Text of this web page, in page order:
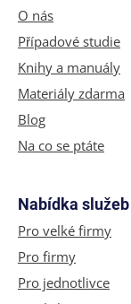
O nás
Případové studie
Knihy a manuály
Materiály zdarma
Blog
Na co se ptáte
Nabídka služeb
Pro velké firmy
Pro firmy
Pro jednotlivce